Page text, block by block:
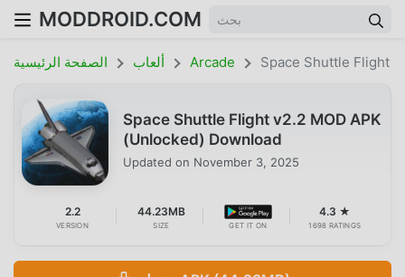
MODDROID.COM
الصفحة الرئيسية ألعاب Arcade Space Shuttle Flight
Space Shuttle Flight v2.2 MOD APK
(Unlocked) Download
Updated on November 3, 2025
2.2
VERSION
44.23MB
SIZE GET IT ON
4.3 ★
1698 RATINGS